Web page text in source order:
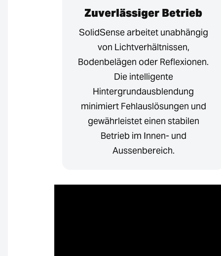
Zuverlässiger Betrieb
SolidSense arbeitet unabhängig
von Lichtverhältnissen,
Bodenbelägen oder Reflexionen.
Die intelligente
Hintergrundausblendung
minimiert Fehlauslösungen und
gewährleistet einen stabilen
Betrieb im Innen- und
Aussenbereich.